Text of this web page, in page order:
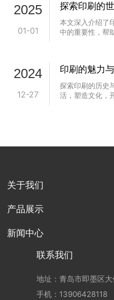
2025
01-01
探索印刷的
本文深入介绍了
中的重要性，帮
2024
12-27
印刷的魅力
探索印刷的历史
活，塑造文化，
关于我们
产品展示
新闻中心
联系我们
地址：青岛市即墨区
手机： 13906428118